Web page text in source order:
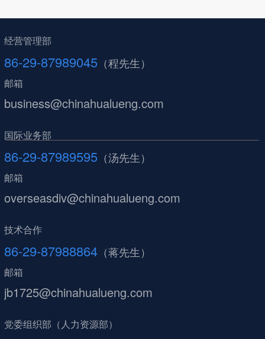
国际业务部
86-29-87989595 （汤先生）
邮箱
overseasdiv@chinahualueng.com
经营管理部
86-29-87989045 （程先生）
邮箱
business@chinahualueng.com
党委组织部（人力资源部）
技术合作
86-29-87988864 （蒋先生）
邮箱
jb1725@chinahualueng.com